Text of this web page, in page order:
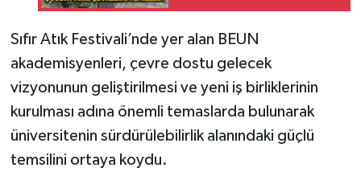
temizliği
Sıfır Atık Festivali’nde yer alan BEUN
akademisyenleri, çevre dostu gelecek
vizyonunun geliştirilmesi ve yeni iş birliklerinin
kurulması adına önemli temaslarda bulunarak
üniversitenin sürdürülebilirlik alanındaki güçlü
temsilini ortaya koydu.